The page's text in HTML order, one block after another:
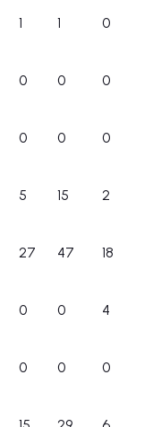
1 1 0
0 0 0
0 0 0
5 15 2
27 47 18
0 0 4
0 0 0